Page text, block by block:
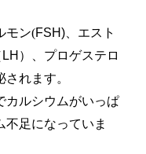
モン(FSH) 、エスト
LH ）、プロゲステロ
れます。
カルシウムがいっぱ
不足になっていま